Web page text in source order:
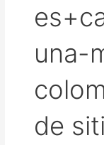
una-
de